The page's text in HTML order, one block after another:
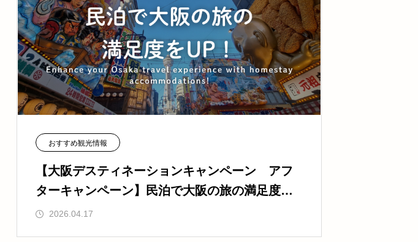
おすすめ観光情報
【大阪デスティネーションキャンペーン アフ
ターキャンペーン】民泊で大阪の旅の満足度をU
P！2026.04.17